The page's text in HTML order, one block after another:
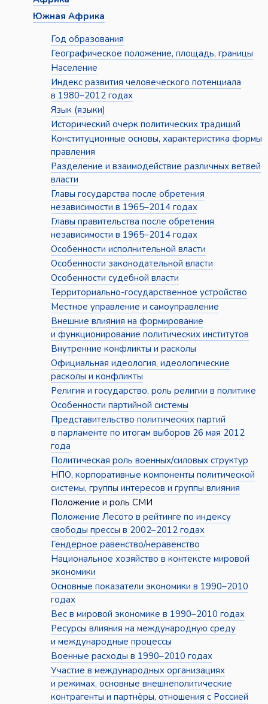
Южная Африка
Год образования
Географическое положение, площадь, границы
Население
Индекс развития человеческого потенциала
в 1980–2012 годах
Язык (языки)
Исторический очерк политических традиций
Конституционные основы, характеристика формы
правления
Разделение и взаимодействие различных ветвей
власти
Главы государства после обретения
независимости в 1965–2014 годах
Главы правительства после обретения
независимости в 1965–2014 годах
Особенности исполнительной власти
Особенности законодательной власти
Особенности судебной власти
Территориально-государственное устройство
Местное управление и самоуправление
Внешние влияния на формирование
и функционирование политических институтов
Внутренние конфликты и расколы
Официальная идеология, идеологические
расколы и конфликты
Религия и государство, роль религии в политике
Особенности партийной системы
Представительство политических партий
в парламенте по итогам выборов 26 мая 2012
года
Политическая роль военных/силовых структур
НПО, корпоративные компоненты политической
системы, группы интересов и группы влияния
Положение и роль СМИ
Положение Лесото в рейтинге по индексу
свободы прессы в 2002–2012 годах
Гендерное равенство/неравенство
Национальное хозяйство в контексте мировой
экономики
Основные показатели экономики в 1990–2010
годах
Вес в мировой экономике в 1990–2010 годах
Ресурсы влияния на международную среду
и международные процессы
Военные расходы в 1990–2010 годах
Участие в международных организациях
и режимах, основные внешнеполитические
контрагенты и партнёры, отношения с Россией